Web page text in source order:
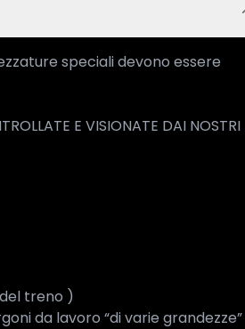
speciali devono essere
E VISIONATE DAI NOSTRI
treno )
da lavoro “di varie